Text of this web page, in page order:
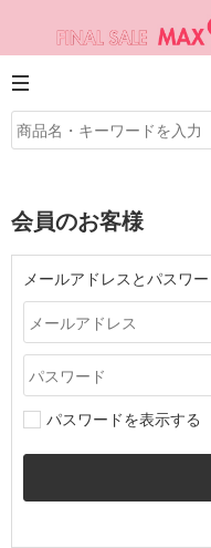
会員のお客様
メールアドレスとパスワ
パスワードを表示する